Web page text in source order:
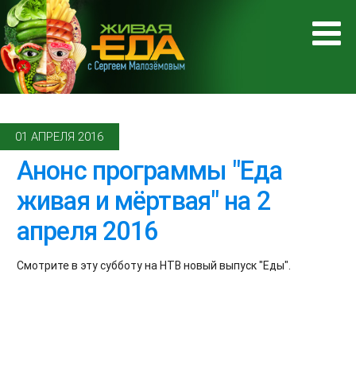
01 АПРЕЛЯ 2016
Анонс программы "Еда
живая и мёртвая" на 2
апреля 2016
Смотрите в эту субботу на НТВ новый выпуск "Еды".